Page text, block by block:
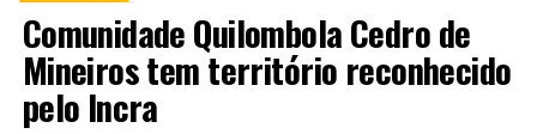
Comunidade Quilombola Cedro de
Mineiros tem território reconhecido
pelo Incra